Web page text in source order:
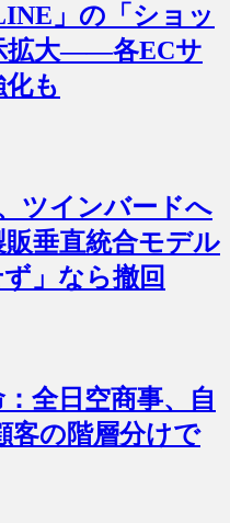
」の「ショッ
拡大――各ECサ
も
ツインバードへ
垂直統合モデル
」なら撤回
全日空商事、自
の階層分けで